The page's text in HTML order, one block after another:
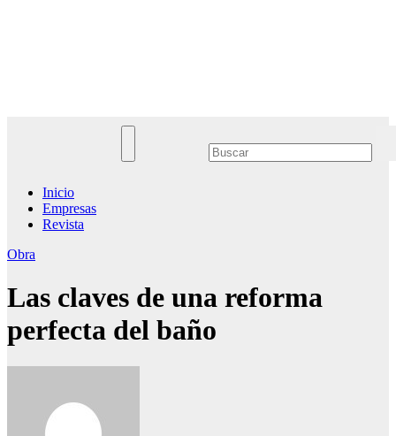
Inicio
Empresas
Revista
Obra
Las claves de una reforma
perfecta del baño